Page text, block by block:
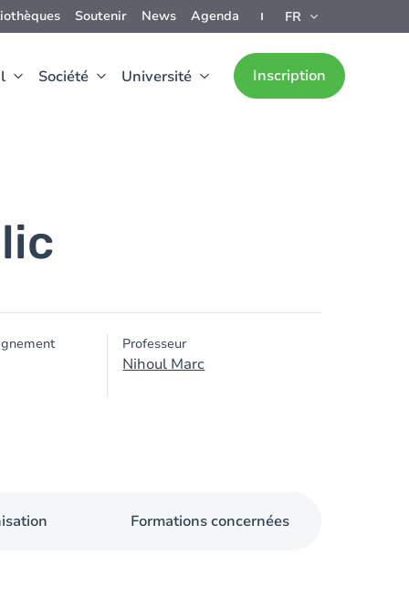
Soutenir News Agenda FR
Société Université Inscription
Professeur
Nihoul Marc
Formations concernées